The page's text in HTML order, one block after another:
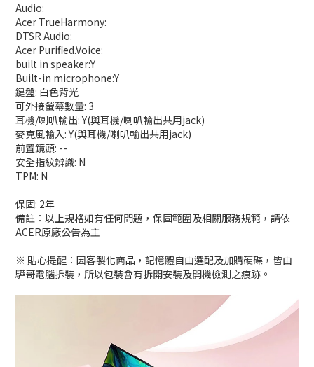
Audio:
Acer TrueHarmony:
DTSR Audio:
Acer Purified.Voice:
built in speaker:Y
Built-in microphone:Y
鍵盤: 白色背光
可外接螢幕數量: 3
耳機/喇叭輸出: Y(與耳機/喇叭輸出共用jack)
麥克風輸入: Y(與耳機/喇叭輸出共用jack)
前置鏡頭: --
安全指紋辨識: N
TPM: N
保固: 2年
備註：以上規格如有任何問題，保固範圍及相關服務規範，請依
ACER原廠公告為主
※ 貼心提醒：因客製化商品，記憶體自由選配及加購硬碟，皆由
驊哥電腦拆裝，所以包裝會有拆開安裝及開機檢測之痕跡。